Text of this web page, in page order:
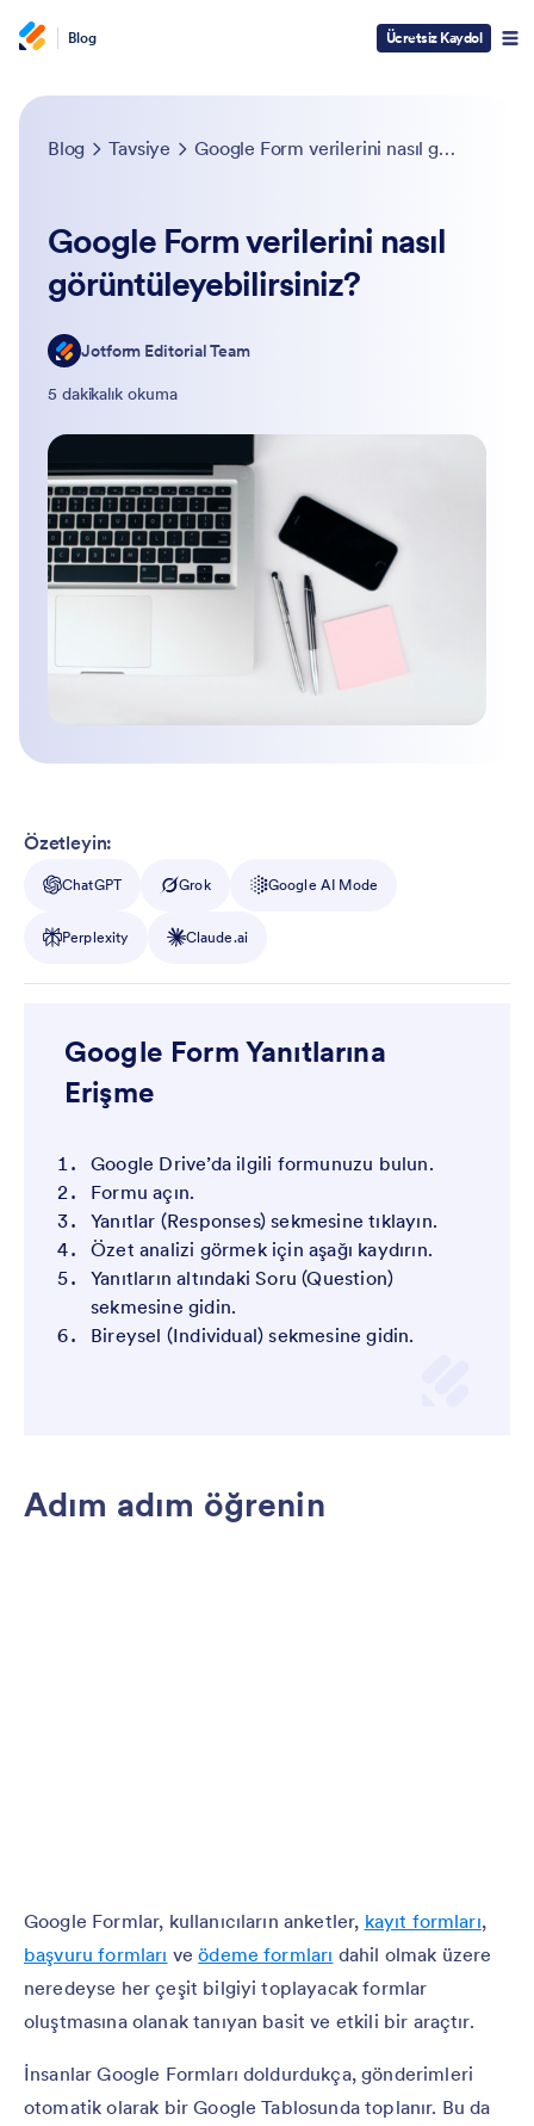
Blog Ücretsiz Kaydol
Blog Tavsiye Google Form verilerini nasıl görüntüleyebilirsiniz?
Google Form verilerini nasıl
görüntüleyebilirsiniz?
Jotform Editorial Team
5 dakikalık okuma
Özetleyin:
ChatGPT Grok Google AI Mode
Perplexity Claude.ai
Google Form Yanıtlarına
Erişme
Google Drive’da ilgili formunuzu bulun.
Formu açın.
Yanıtlar (Responses) sekmesine tıklayın.
Özet analizi görmek için aşağı kaydırın.
Yanıtların altındaki Soru (Question)
sekmesine gidin.
Bireysel (Individual) sekmesine gidin.
Adım adım öğrenin
Google Formlar, kullanıcıların anketler, kayıt formları,
başvuru formları veödeme formları dahil olmak üzere
neredeyse her çeşit bilgiyi toplayacak formlar
oluştmasına olanak tanıyan basit ve etkili bir araçtır.
İnsanlar Google Formları doldurdukça, gönderimleri
otomatik olarak bir Google Tablosunda toplanır. Bu da